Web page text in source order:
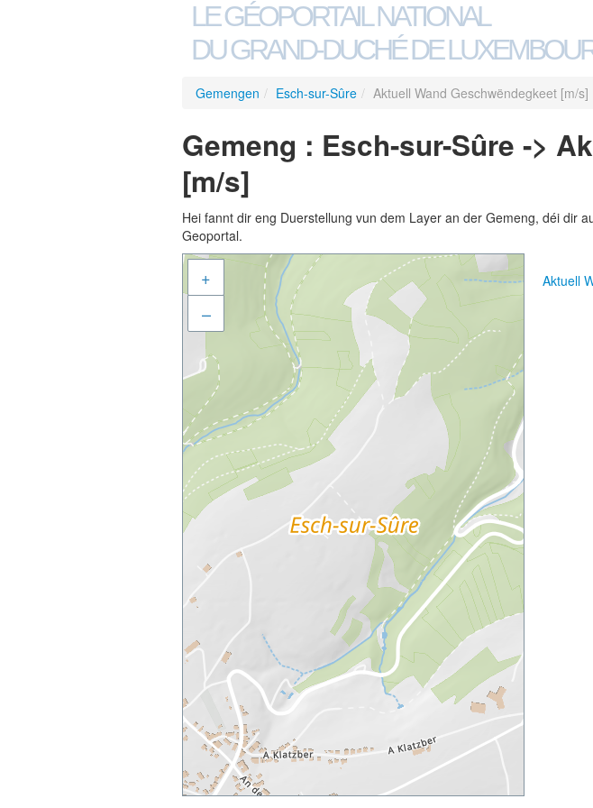
LE GÉOPORTAIL NATIONAL
DU GRAND-DUCHÉ DE
Gemengen / Esch-sur-Sûre / Aktuell Wand Geschwëndegkeet [m/s]
Gemeng : Esch-sur-Sûre ->
[m/s]
Hei fannt dir eng Duerstellung vun dem Layer an der Gemeng, déi dir
Geoportal.
+
–
Aktuell